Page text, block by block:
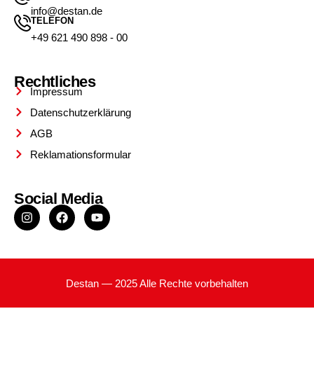
info@destan.de
TELEFON
+49 621 490 898 - 00
Rechtliches
Impressum
Datenschutzerklärung
AGB
Reklamationsformular
Social Media
Destan — 2025 Alle Rechte vorbehalten